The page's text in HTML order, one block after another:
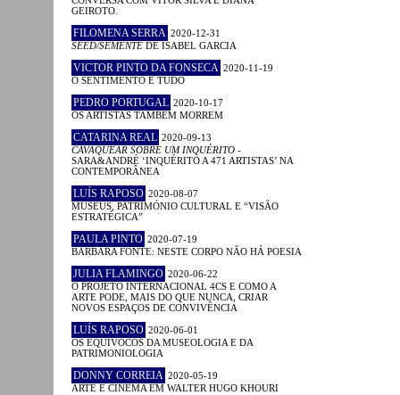
GEIROTO.
FILOMENA SERRA 2020-12-31
SEED/SEMENTE DE ISABEL GARCIA
VICTOR PINTO DA FONSECA 2020-11-19
O SENTIMENTO É TUDO
PEDRO PORTUGAL 2020-10-17
OS ARTISTAS TAMBÉM MORREM
CATARINA REAL 2020-09-13
CAVAQUEAR SOBRE UM INQUÉRITO -
SARA&ANDRÉ ‘INQUÉRITO A 471 ARTISTAS’ NA
CONTEMPORÂNEA
LUÍS RAPOSO 2020-08-07
MUSEUS, PATRIMÓNIO CULTURAL E “VISÃO
ESTRATÉGICA”
PAULA PINTO 2020-07-19
BÁRBARA FONTE: NESTE CORPO NÃO HÁ POESIA
JULIA FLAMINGO 2020-06-22
O PROJETO INTERNACIONAL 4CS E COMO A
ARTE PODE, MAIS DO QUE NUNCA, CRIAR
NOVOS ESPAÇOS DE CONVIVÊNCIA
LUÍS RAPOSO 2020-06-01
OS EQUÍVOCOS DA MUSEOLOGIA E DA
PATRIMONIOLOGIA
DONNY CORREIA 2020-05-19
ARTE E CINEMA EM WALTER HUGO KHOURI